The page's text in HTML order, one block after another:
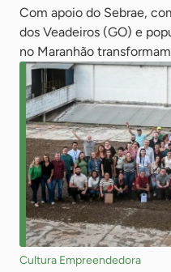
Com apoio do Sebrae,
dos Veadeiros (GO) e
no Maranhão
Cultura Empreendedora